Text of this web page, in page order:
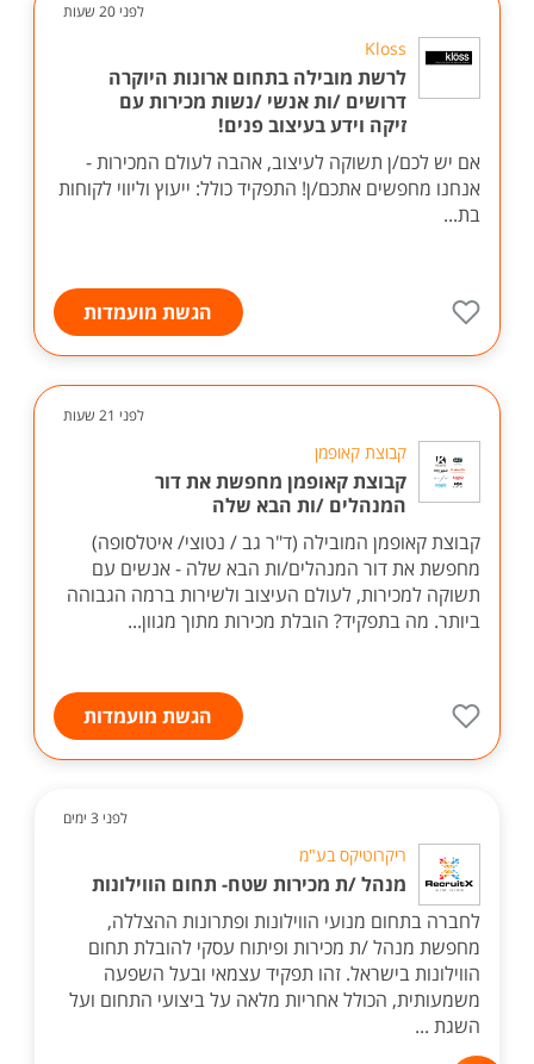
לפני 20 שעות
Kloss
לרשת מובילה בתחום ארונות היוקרה
דרושים /ות אנשי /נשות מכירות עם
זיקה וידע בעיצוב פנים!
אם יש לכם/ן תשוקה לעיצוב, אהבה לעולם המכירות -
אנחנו מחפשים אתכם/ן! התפקיד כולל: ייעוץ וליווי לקוחות
בת...
הגשת מועמדות
לפני 21 שעות
קבוצת קאופמן
קבוצת קאופמן מחפשת את דור
המנהלים /ות הבא שלה
קבוצת קאופמן המובילה (ד"ר גב / נטוצי/ איטלסופה)
מחפשת את דור המנהלים/ות הבא שלה - אנשים עם
תשוקה למכירות, לעולם העיצוב ולשירות ברמה הגבוהה
ביותר. מה בתפקיד? הובלת מכירות מתוך מגוון...
הגשת מועמדות
לפני 3 ימים
ריקרוטיקס בע"מ
מנהל /ת מכירות שטח- תחום הווילונות
לחברה בתחום מנועי הווילונות ופתרונות ההצללה,
מחפשת מנהל /ת מכירות ופיתוח עסקי להובלת תחום
הווילונות בישראל. זהו תפקיד עצמאי ובעל השפעה
משמעותית, הכולל אחריות מלאה על ביצועי התחום ועל
השגת ...